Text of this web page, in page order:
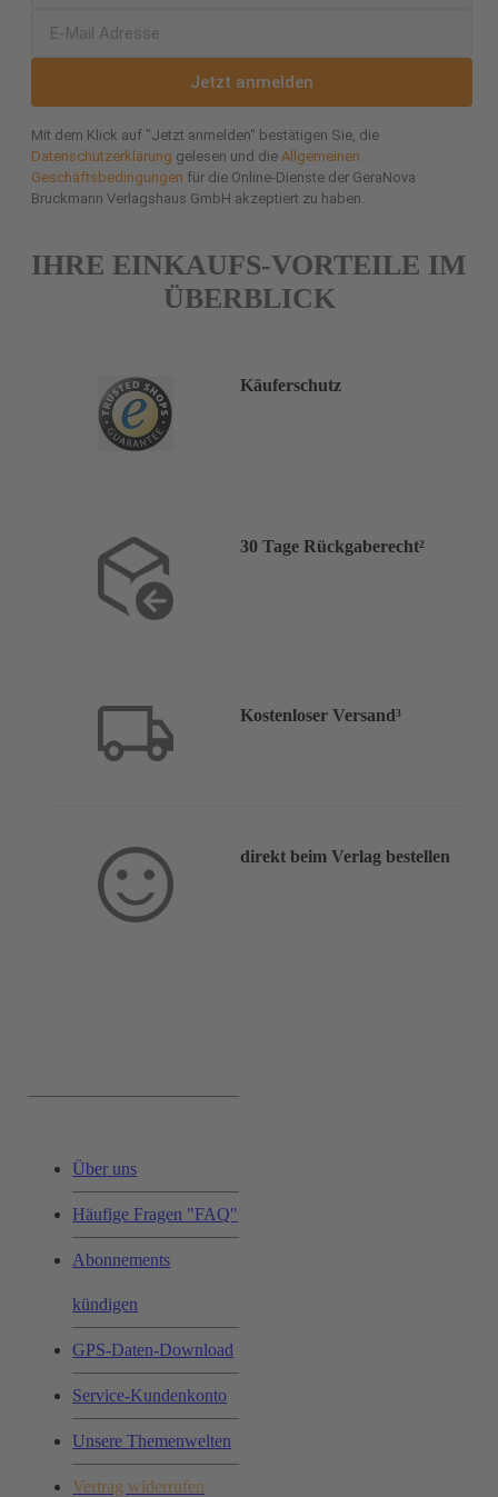
Jetzt anmelden
Mit dem Klick auf "Jetzt anmelden" bestätigen Sie, die
Datenschutzerklärung gelesen und die Allgemeinen
Geschäftsbedingungen für die Online-Dienste der GeraNova
Bruckmann Verlagshaus GmbH akzeptiert zu haben.
IHRE EINKAUFS-VORTEILE IM
ÜBERBLICK
Käuferschutz
30 Tage Rückgaberecht²
Kostenloser Versand³
direkt beim Verlag bestellen
Über uns
Häufige Fragen "FAQ"
Abonnements
kündigen
GPS-Daten-Download
Service-Kundenkonto
Unsere Themenwelten
Vertrag widerrufen